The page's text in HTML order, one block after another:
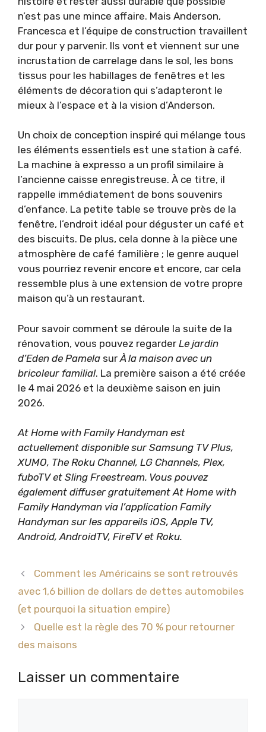
n’est pas une mince affaire. Mais Anderson,
Francesca et l’équipe de construction travaillent
dur pour y parvenir. Ils vont et viennent sur une
incrustation de carrelage dans le sol, les bons
tissus pour les habillages de fenêtres et les
éléments de décoration qui s’adapteront le
mieux à l’espace et à la vision d’Anderson.
Un choix de conception inspiré qui mélange tous
les éléments essentiels est une station à café.
La machine à expresso a un profil similaire à
l’ancienne caisse enregistreuse. À ce titre, il
rappelle immédiatement de bons souvenirs
d’enfance. La petite table se trouve près de la
fenêtre, l’endroit idéal pour déguster un café et
des biscuits. De plus, cela donne à la pièce une
atmosphère de café familière ; le genre auquel
vous pourriez revenir encore et encore, car cela
ressemble plus à une extension de votre propre
maison qu’à un restaurant.
Pour savoir comment se déroule la suite de la
rénovation, vous pouvez regarder Le jardin
d’Eden de Pamela sur À la maison avec un
bricoleur familial. La première saison a été créée
le 4 mai 2026 et la deuxième saison en juin
2026.
At Home with Family Handyman est
actuellement disponible sur Samsung TV Plus,
XUMO, The Roku Channel, LG Channels, Plex,
fuboTV et Sling Freestream. Vous pouvez
également diffuser gratuitement At Home with
Family Handyman via l’application Family
Handyman sur les appareils iOS, Apple TV,
Android, AndroidTV, FireTV et Roku.
Comment les Américains se sont retrouvés
avec 1,6 billion de dollars de dettes automobiles
(et pourquoi la situation empire)
Quelle est la règle des 70 % pour retourner
des maisons
Laisser un commentaire